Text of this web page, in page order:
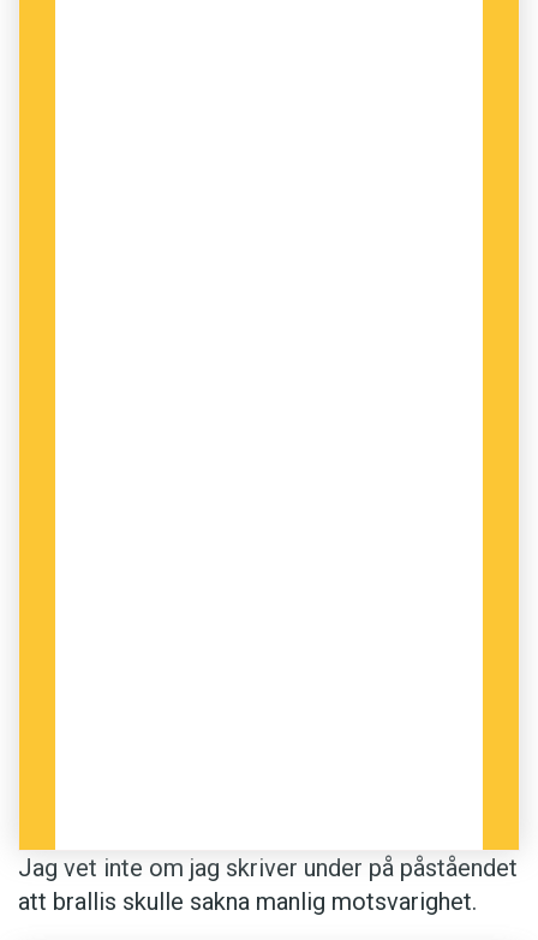
Jag vet inte om jag skriver under på påståendet
att brallis skulle sakna manlig motsvarighet.